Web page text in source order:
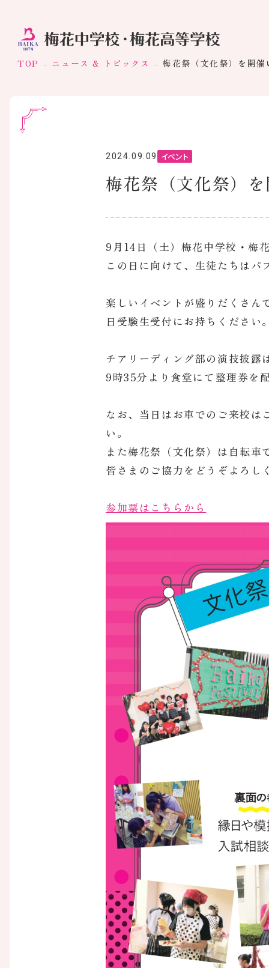
TOP ニュース & トピックス 梅花祭（文化祭）を開
2024.09.09 イベント
梅花祭（文化祭）
9月14日（土）梅花中学校・梅
この日に向けて、生徒たちは
楽しいイベントが盛りだくさん
日受験生受付にお持ちください
チアリーディング部の演技披
9時35分より食堂にて整理券を
なお、当日はお車でのご来校
い。
また梅花祭（文化祭）は自転
皆さまのご協力をどうぞよろし
参加票はこちらから